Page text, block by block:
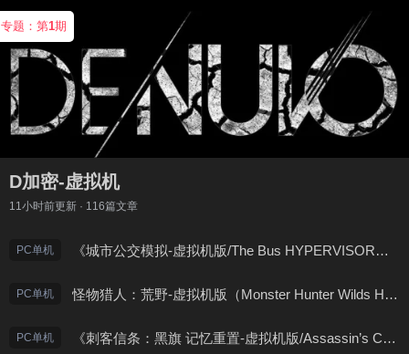
专题：第1期
D加密-虚拟机
11小时前更新 · 116篇文章
PC单机 《城市公交模拟-虚拟机版/The Bus HYPERVISOR》免安装中文版
PC单机 怪物猎人：荒野-虚拟机版（Monster Hunter Wilds HYPERVISOR）免安装中文版
PC单机 《刺客信条：黑旗 记忆重置-虚拟机版/Assassin’s Creed Black Flag Resynced HYPERVISOR》免安装中文版